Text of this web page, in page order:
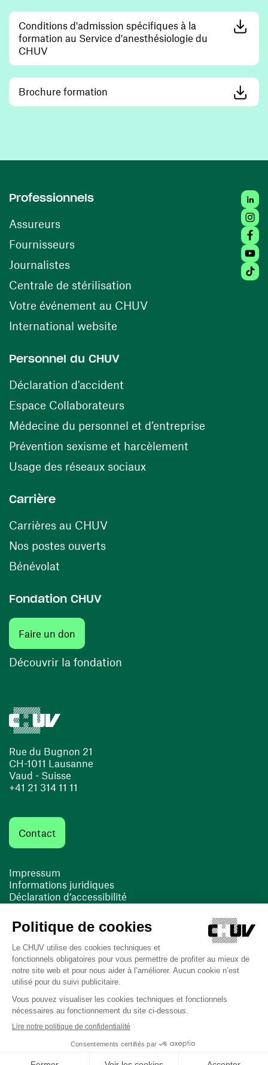
Conditions d'admission spécifiques à la
formation au Service d'anesthésiologie du
CHUV
Brochure formation
Rue du Bugnon 21
CH-1011 Lausanne
Vaud - Suisse
+41 21 314 11 11
Contact
Impressum
Informations juridiques
Déclaration d’accessibilité
Cookies
(opens in a new window)
(opens in a new window)
Last updated on 16/03/2026 at 11:01
Professionnels
Assureurs
Fournisseurs(opens in a new window)
Journalistes
Centrale de stérilisation (opens in a new window)
Votre événement au CHUV(opens in a new
International website
Personnel du CHUV
Déclaration d'accident
Espace Collaborateurs(opens in a new window)
Médecine du personnel et d’entreprise
Prévention sexisme et harcèlement
Usage des réseaux sociaux(opens in a new
Carrière
Carrières au CHUV(opens in a new window)
Nos postes ouverts(opens in a new window)
Bénévolat
Fondation CHUV
Faire un don
Découvrir la fondation